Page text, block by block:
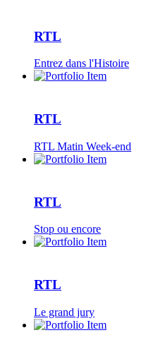
RTL
Entrez dans l'Histoire
RTL
RTL Matin Week-end
RTL
Stop ou encore
RTL
Le grand jury